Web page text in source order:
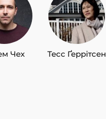
Чех Тесс Ґеррітсен